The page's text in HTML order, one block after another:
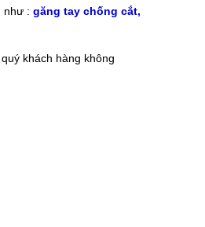
như : găng tay chống cắt,
khách hàng không